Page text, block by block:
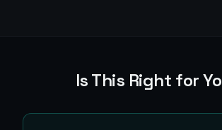
Is This Right for